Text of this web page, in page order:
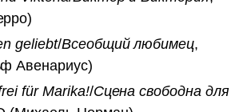
geliebt/Всеобщий любимец,
Авенариус)
für Marika!/Сцена свободна для